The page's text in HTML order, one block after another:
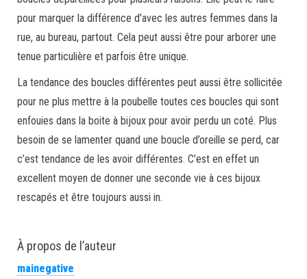
pour marquer la différence d’avec les autres femmes dans la
rue, au bureau, partout. Cela peut aussi être pour arborer une
tenue particulière et parfois être unique.
La tendance des boucles différentes peut aussi être sollicitée
pour ne plus mettre à la poubelle toutes ces boucles qui sont
enfouies dans la boite à bijoux pour avoir perdu un coté. Plus
besoin de se lamenter quand une boucle d’oreille se perd, car
c’est tendance de les avoir différentes. C’est en effet un
excellent moyen de donner une seconde vie à ces bijoux
rescapés et être toujours aussi in.
À propos de l’auteur
mainegative